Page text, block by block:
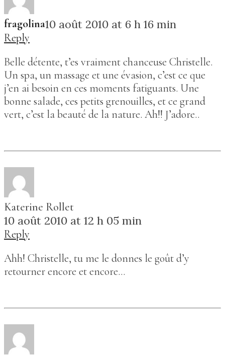
fragolina10 août 2010 at 6 h 16 min
Reply
Belle détente, t’es vraiment chanceuse Christelle.
Un spa, un massage et une évasion, c’est ce que
j’en ai besoin en ces moments fatiguants. Une
bonne salade, ces petits grenouilles, et ce grand
vert, c’est la beauté de la nature. Ah!! J’adore..
Katerine Rollet
10 août 2010 at 12 h 05 min
Reply
Ahh! Christelle, tu me le donnes le goût d’y
retourner encore et encore…